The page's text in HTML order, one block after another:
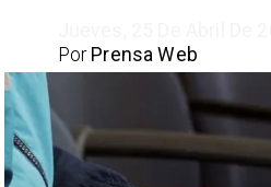
Prensa Web
Por